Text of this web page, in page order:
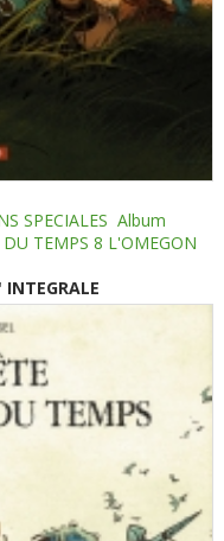
SPECIALES Album
TEMPS 8 L'OMEGON